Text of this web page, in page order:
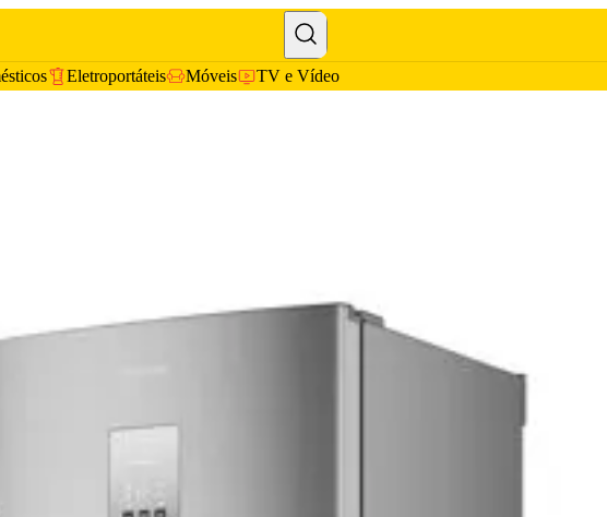
Eletroportáteis Móveis TV e Vídeo